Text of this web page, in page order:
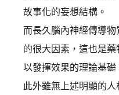
故事化的妄想結構。
而長久腦內神經傳導
的很大因素，這也是
以發揮效果的理論基礎
此外雖無上述明顯的